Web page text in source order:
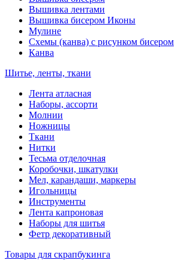
Вышивка лентами
Вышивка бисером Иконы
Мулине
Схемы (канва) с рисунком бисером
Канва
Шитье, ленты, ткани
Лента атласная
Наборы, ассорти
Молнии
Ножницы
Ткани
Нитки
Тесьма отделочная
Коробочки, шкатулки
Мел, карандаши, маркеры
Игольницы
Инструменты
Лента капроновая
Наборы для шитья
Фетр декоративный
Товары для скрапбукинга